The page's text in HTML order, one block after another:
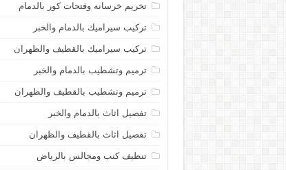
تخريم خرسانه وفتحات كور بالدمام
تركيب سيراميك بالدمام والخبر
تركيب سيراميك بالقطيف والظهران
ترميم وتشطيب بالدمام والخبر
ترميم وتشطيب بالقطيف والظهران
تفصيل اثاث بالدمام والخبر
تفصيل اثاث بالقطيف والظهران
تنظيف كنب ومجالس بالرياض